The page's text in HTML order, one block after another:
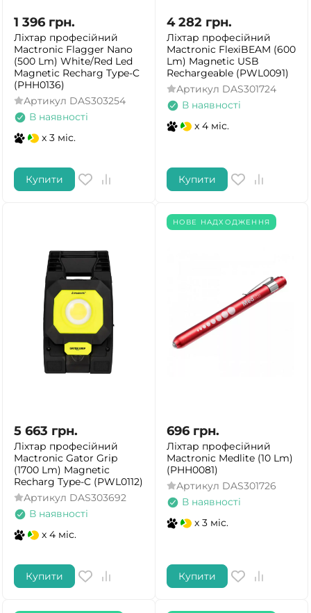
1 396 грн.
Ліхтар професійний
Mactronic Flagger Nano
(500 Lm) White/Red Led
Magnetic Recharg Type-C
(PHH0136)
Артикул DAS303254
В наявності
x 3 міс.
Купити
4 282 грн.
Ліхтар професійний
Mactronic FlexiBEAM (600
Lm) Magnetic USB
Rechargeable (PWL0091)
Артикул DAS301724
В наявності
x 4 міс.
Купити
5 663 грн.
Ліхтар професійний
Mactronic Gator Grip
(1700 Lm) Magnetic
Recharg Type-C (PWL0112)
Артикул DAS303692
В наявності
x 4 міс.
Купити
НОВЕ НАДХОДЖЕННЯ
696 грн.
Ліхтар професійний
Mactronic Medlite (10 Lm)
(PHH0081)
Артикул DAS301726
В наявності
x 3 міс.
Купити